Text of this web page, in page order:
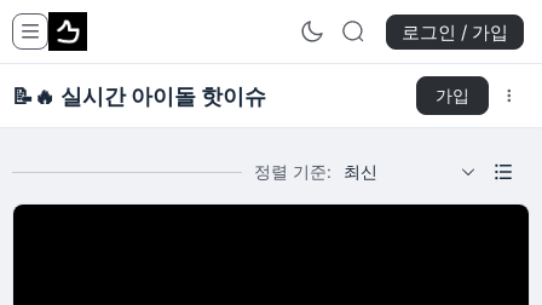
로그인 / 가입
📝🔥 실시간 아이돌 핫이슈 가입
정렬 기준: 최신